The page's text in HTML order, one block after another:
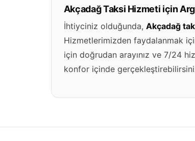
Akçadağ Taksi Hizmeti için
İhtiyciniz olduğunda, Akçadağ
Hizmetlerimizden faydalanmak
için doğrudan arayınız ve 7/24
konfor içinde